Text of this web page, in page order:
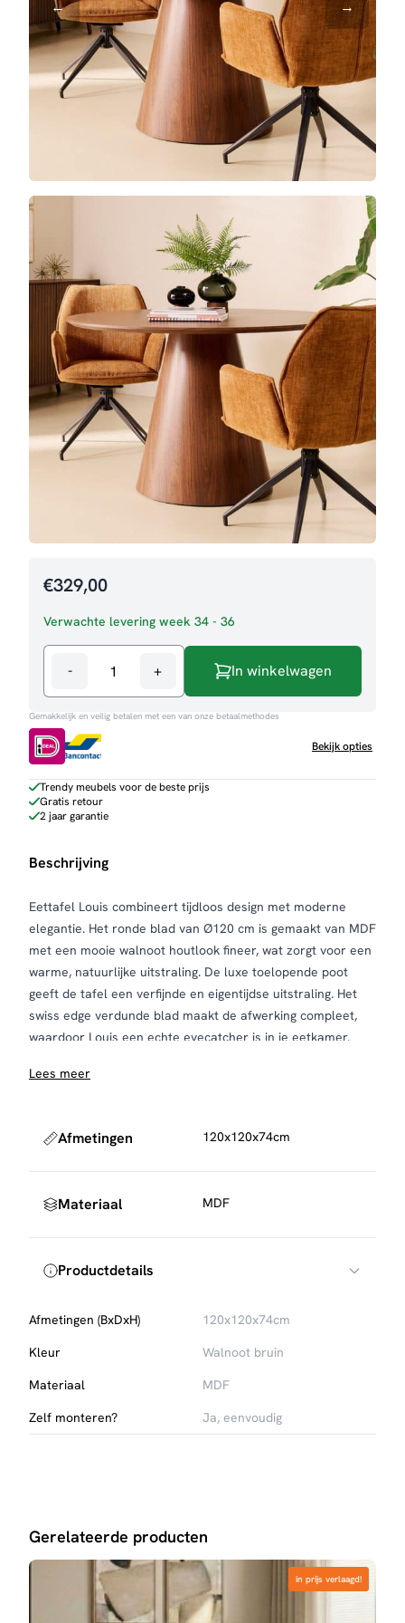
€329,00
Verwachte levering week 34 - 36
-
Louis
aantal
+ In winkelwagen
Gemakkelijk en veilig betalen met een van onze betaalmethodes
Bekijk opties
Trendy meubels voor de beste prijs
Gratis retour
2 jaar garantie
Beschrijving
Eettafel Louis combineert tijdloos design met moderne
elegantie. Het ronde blad van Ø120 cm is gemaakt van MDF
met een mooie walnoot houtlook fineer, wat zorgt voor een
warme, natuurlijke uitstraling. De luxe toelopende poot
geeft de tafel een verfijnde en eigentijdse uitstraling. Het
swiss edge verdunde blad maakt de afwerking compleet,
waardoor Louis een echte eyecatcher is in je eetkamer.
Lees meer
Afmetingen 120x120x74cm
Materiaal MDF
Productdetails
Afmetingen (BxDxH)
120x120x74cm
Kleur
Walnoot bruin
Materiaal
MDF
Zelf monteren?
Ja, eenvoudig
Gerelateerde producten
in prijs verlaagd!
in prijs verlaagd!